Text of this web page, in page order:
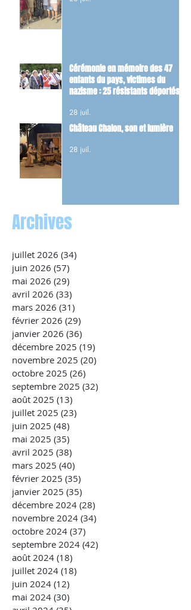
Cérémonie en mémoire des 47
enfants du pays, victimes du
nazisme : 25 résistants déportés
maquis.
28 juil.
Château Chalon, son et lumière
28 juil.
Archives
juillet 2026 (34)
juin 2026 (57)
mai 2026 (29)
avril 2026 (33)
mars 2026 (31)
février 2026 (29)
janvier 2026 (36)
décembre 2025 (19)
novembre 2025 (20)
octobre 2025 (26)
septembre 2025 (32)
août 2025 (13)
juillet 2025 (23)
juin 2025 (48)
mai 2025 (35)
avril 2025 (38)
mars 2025 (40)
février 2025 (35)
janvier 2025 (35)
décembre 2024 (28)
novembre 2024 (34)
octobre 2024 (37)
septembre 2024 (42)
août 2024 (18)
juillet 2024 (18)
juin 2024 (12)
mai 2024 (30)